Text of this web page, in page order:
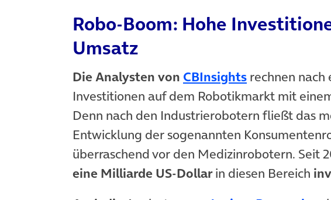
Robo-Boom: Hohe
Umsatz
Die Analysten von CBInsights rechnen nach
Investitionen auf dem Robotikmarkt mit
Denn nach den Industrierobotern fließt das
Entwicklung der sogenannten
überraschend vor den Medizinrobotern. Seit
eine Milliarde US-Dollarin diesen Bereich